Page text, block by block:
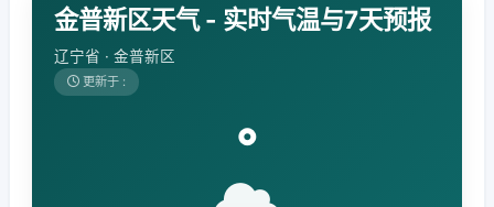
金普新区天气 - 实时气温与7天预报
辽宁省 · 金普新区
更新于 :
°